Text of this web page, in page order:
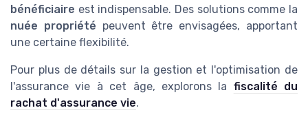
bénéficiaire est indispensable. Des solutions comme la
nuée propriété peuvent être envisagées, apportant
une certaine flexibilité.
Pour plus de détails sur la gestion et l'optimisation de
l'assurance vie à cet âge, explorons la fiscalité du
rachat d'assurance vie.